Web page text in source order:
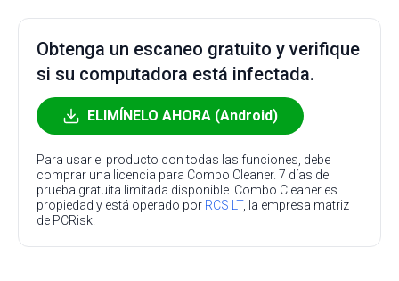
Obtenga un escaneo gratuito y verifique
si su computadora está infectada.
ELIMÍNELO AHORA (Android)
Para usar el producto con todas las funciones, debe
comprar una licencia para Combo Cleaner. 7 días de
prueba gratuita limitada disponible. Combo Cleaner es
propiedad y está operado por RCS LT, la empresa matriz
de PCRisk.